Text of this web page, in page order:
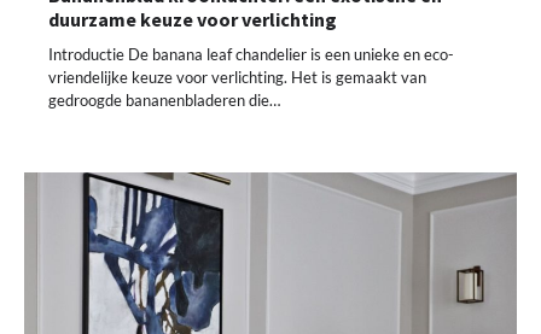
duurzame keuze voor verlichting
Introductie De banana leaf chandelier is een unieke en eco-
vriendelijke keuze voor verlichting. Het is gemaakt van
gedroogde bananenbladeren die…